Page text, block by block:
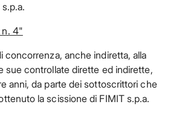
n. 4"
concorrenza, anche indiretta, alla
sue controllate dirette ed indirette,
anni, da parte dei sottoscrittori che
la scissione di FIMIT s.p.a.